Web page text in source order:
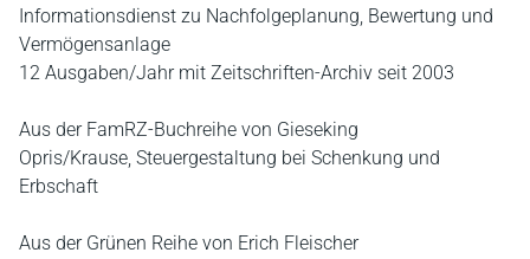
Informationsdienst zu Nachfolgeplanung, Bewertung und
Vermögensanlage
12 Ausgaben/Jahr mit Zeitschriften-Archiv seit 2003
Aus der FamRZ-Buchreihe von Gieseking
Opris/Krause, Steuergestaltung bei Schenkung und
Erbschaft
Aus der Grünen Reihe von Erich Fleischer